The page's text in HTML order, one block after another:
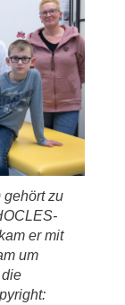
gehört zu
er mit
um
die